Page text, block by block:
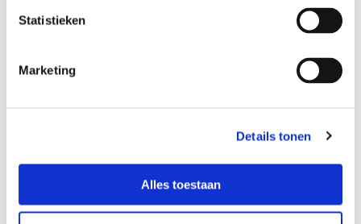
Statistieken
Marketing
Details tonen
Alles toestaan
ondernemingen de grootsheid
die ze verdienen!